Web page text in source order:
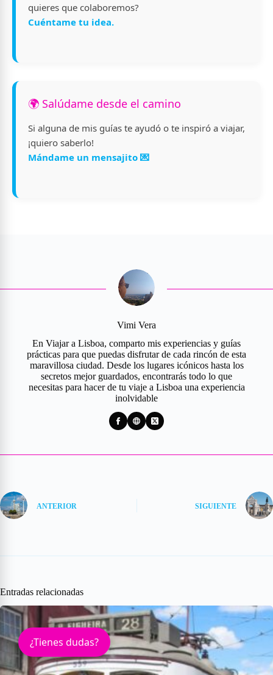
quieres que colaboremos?
Cuéntame tu idea.
🌍 Salúdame desde el camino
Si alguna de mis guías te ayudó o te inspiró a viajar,
¡quiero saberlo!
Mándame un mensajito 💌
Vimi Vera
En Viajar a Lisboa, comparto mis experiencias y guías
prácticas para que puedas disfrutar de cada rincón de esta
maravillosa ciudad. Desde los lugares icónicos hasta los
secretos mejor guardados, encontrarás todo lo que
necesitas para hacer de tu viaje a Lisboa una experiencia
inolvidable
ANTERIOR SIGUIENTE
Entradas relacionadas
¿Tienes dudas?